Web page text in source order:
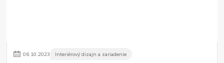
06.10.2023 Interiérový dizajn a zariadenie